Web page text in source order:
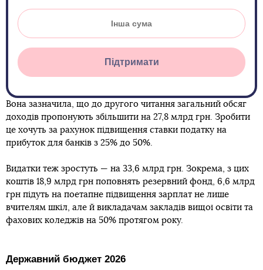
Підтримати
Вона зазначила, що до другого читання загальний обсяг
доходів пропонують збільшити на 27,8 млрд грн. Зробити
це хочуть за рахунок підвищення ставки податку на
прибуток для банків з 25% до 50%.
Видатки теж зростуть — на 33,6 млрд грн. Зокрема, з цих
коштів 18,9 млрд грн поповнять резервний фонд, 6,6 млрд
грн підуть на поетапне підвищення зарплат не лише
вчителям шкіл, але й викладачам закладів вищої освіти та
фахових коледжів на 50% протягом року.
Державний бюджет 2026